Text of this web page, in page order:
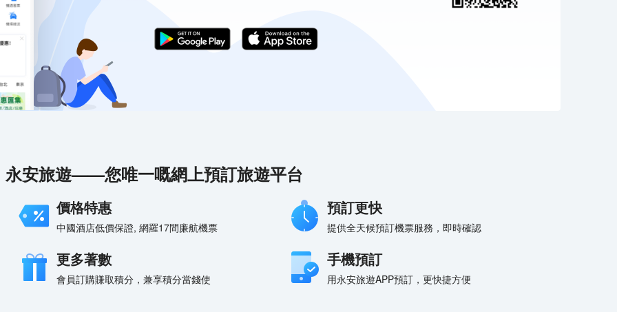
永安旅遊——您唯一嘅網上預訂旅遊平台
價格特惠
中國酒店低價保證, 網羅17間廉航機票
預訂更快
提供全天候預訂機票服務，即時確認
更多著數
會員訂購賺取積分，兼享積分當錢使
手機預訂
用永安旅遊APP預訂，更快捷方便